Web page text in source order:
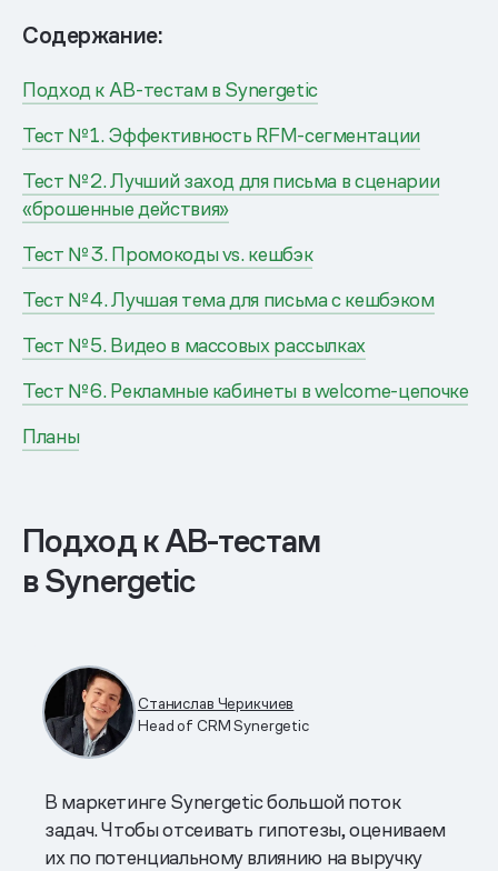
Содержание:
Подход к AB-тестам в Synergetic
Тест № 1. Эффективность RFM-сегментации
Тест № 2. Лучший заход для письма в сценарии
«брошенные действия»
Тест № 3. Промокоды vs. кешбэк
Тест № 4. Лучшая тема для письма с кешбэком
Тест № 5. Видео в массовых рассылках
Тест № 6. Рекламные кабинеты в welcome-цепочке
Планы
Подход к AB-тестам
в Synergetic
Станислав Черикчиев
Head of CRM Synergetic
В маркетинге Synergetic большой поток
задач. Чтобы отсеивать гипотезы, оцениваем
их по потенциальному влиянию на выручку